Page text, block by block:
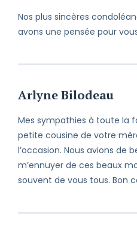
Nos plus sincères
avons une pensée pour
Arlyne Bilodeau
Mes sympathies à toute la
petite cousine de votre
l’occasion. Nous avions de
m’ennuyer de ces beaux
souvent de vous tous. Bon